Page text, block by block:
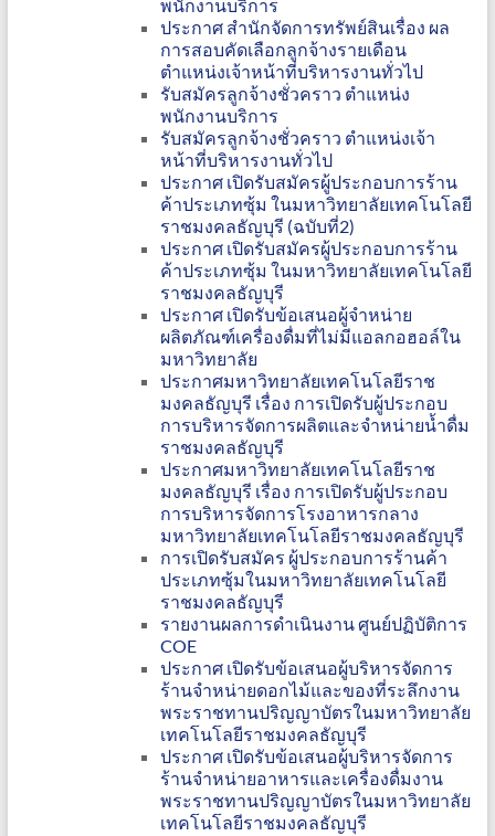
พนักงานบริการ
ประกาศ สำนักจัดการทรัพย์สินเรื่อง ผล
การสอบคัดเลือกลูกจ้างรายเดือน
ตำแหน่งเจ้าหน้าที่บริหารงานทั่วไป
รับสมัครลูกจ้างชั่วคราว ตำแหน่ง
พนักงานบริการ
รับสมัครลูกจ้างชั่วคราว ตำแหน่งเจ้า
หน้าที่บริหารงานทั่วไป
ประกาศ เปิดรับสมัครผู้ประกอบการร้าน
ค้าประเภทซุ้ม ในมหาวิทยาลัยเทคโนโลยี
ราชมงคลธัญบุรี (ฉบับที่2)
ประกาศ เปิดรับสมัครผู้ประกอบการร้าน
ค้าประเภทซุ้ม ในมหาวิทยาลัยเทคโนโลยี
ราชมงคลธัญบุรี
ประกาศ เปิดรับข้อเสนอผู้จำหน่าย
ผลิตภัณฑ์เครื่องดื่มที่ไม่มีแอลกอฮอล์ใน
มหาวิทยาลัย
ประกาศมหาวิทยาลัยเทคโนโลยีราช
มงคลธัญบุรี เรื่อง การเปิดรับผู้ประกอบ
การบริหารจัดการผลิตและจำหน่ายน้ำดื่ม
ราชมงคลธัญบุรี
ประกาศมหาวิทยาลัยเทคโนโลยีราช
มงคลธัญบุรี เรื่อง การเปิดรับผู้ประกอบ
การบริหารจัดการโรงอาหารกลาง
มหาวิทยาลัยเทคโนโลยีราชมงคลธัญบุรี
การเปิดรับสมัคร ผู้ประกอบการร้านค้า
ประเภทซุ้มในมหาวิทยาลัยเทคโนโลยี
ราชมงคลธัญบุรี
รายงานผลการดำเนินงาน ศูนย์ปฏิบัติการ
COE
ประกาศ เปิดรับข้อเสนอผู้บริหารจัดการ
ร้านจำหน่ายดอกไม้และของที่ระลึกงาน
พระราชทานปริญญาบัตรในมหาวิทยาลัย
เทคโนโลยีราชมงคลธัญบุรี
ประกาศ เปิดรับข้อเสนอผู้บริหารจัดการ
ร้านจำหน่ายอาหารและเครื่องดื่มงาน
พระราชทานปริญญาบัตรในมหาวิทยาลัย
เทคโนโลยีราชมงคลธัญบุรี